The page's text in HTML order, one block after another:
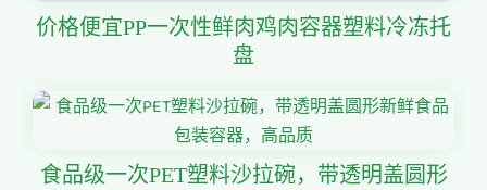
价格便宜PP一次性鲜肉鸡肉容器塑料冷冻托
盘
食品级一次PET塑料沙拉碗，带透明盖圆形